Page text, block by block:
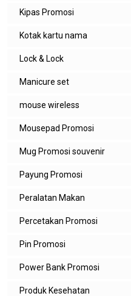
Kipas Promosi
Kotak kartu nama
Lock & Lock
Manicure set
mouse wireless
Mousepad Promosi
Mug Promosi souvenir
Payung Promosi
Peralatan Makan
Percetakan Promosi
Pin Promosi
Power Bank Promosi
Produk Kesehatan